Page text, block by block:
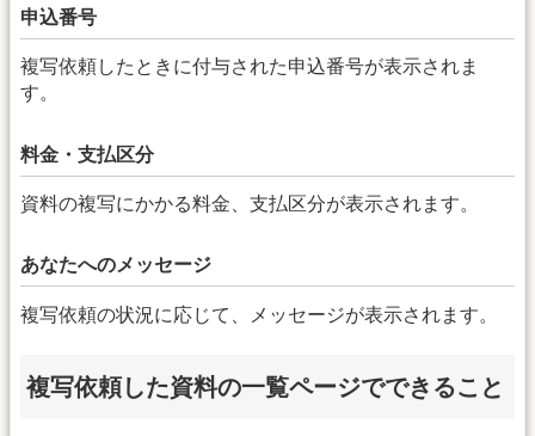
申込番号
複写依頼したときに付与された申込番号が表示されま
す。
料金・支払区分
資料の複写にかかる料金、支払区分が表示されます。
あなたへのメッセージ
複写依頼の状況に応じて、メッセージが表示されます。
複写依頼した資料の一覧ページでできること